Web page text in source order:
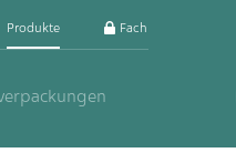
Produkte Fachkreis